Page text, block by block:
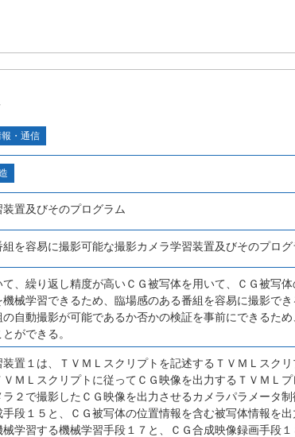
・通信
置及びそのプログラム
を容易に撮影可能な撮影カメラ学習装置及びそのプログ
、繰り返し精度が高いＣＧ被写体を用いて、ＣＧ被写
械学習できるため、臨場感のある番組を容易に撮影でき
自動撮影が可能であるか否かの検証を事前にできるた
ができる。
置１は、ＴＶＭＬスクリプトを記述するＴＶＭＬスク
ＭＬスクリプトに従ってＣＧ映像を出力するＴＶＭＬ
２で撮影したＣＧ映像を出力させるカメラパラメータ
段１５と、ＣＧ被写体の位置情報を含む被写体情報を
学習する機械学習手段１７と、ＣＧ合成映像録画手段１